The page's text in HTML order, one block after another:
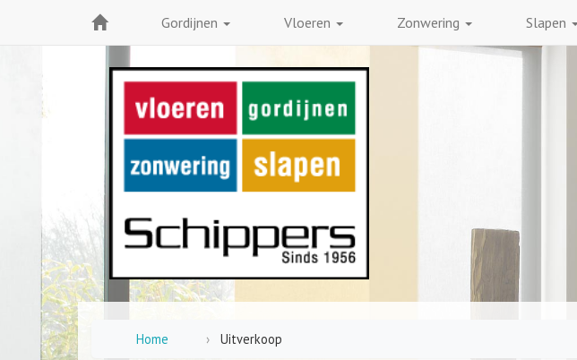
Gordijnen Vloeren Zonwering Slapen
Home Uitverkoop